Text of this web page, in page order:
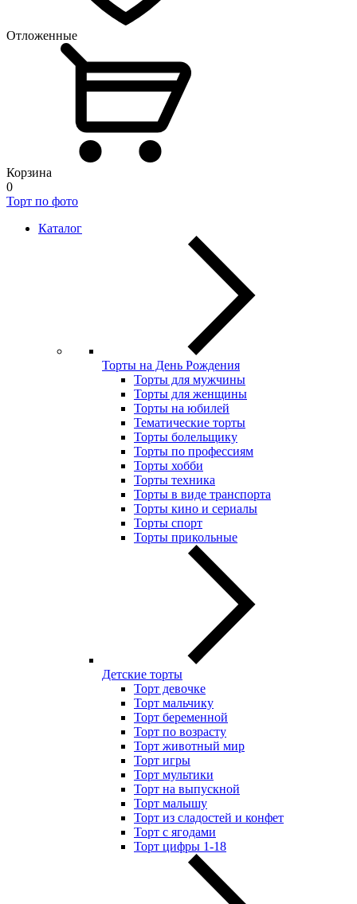
Отложенные
Корзина
0
Торт по фото
Каталог
Торты на День Рождения
Торты для мужчины
Торты для женщины
Торты на юбилей
Тематические торты
Торты болельщику
Торты по профессиям
Торты хобби
Торты техника
Торты в виде транспорта
Торты кино и сериалы
Торты спорт
Торты прикольные
Детские торты
Торт девочке
Торт мальчику
Торт беременной
Торт по возрасту
Торт животный мир
Торт игры
Торт мультики
Торт на выпускной
Торт малышу
Торт из сладостей и конфет
Торт с ягодами
Торт цифры 1-18